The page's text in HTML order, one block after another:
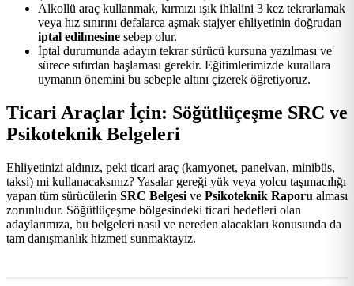
Alkollü araç kullanmak, kırmızı ışık ihlalini 3 kez tekrarlamak
veya hız sınırını defalarca aşmak stajyer ehliyetinin doğrudan
iptal edilmesine sebep olur.
İptal durumunda adayın tekrar sürücü kursuna yazılması ve
sürece sıfırdan başlaması gerekir. Eğitimlerimizde kurallara
uymanın önemini bu sebeple altını çizerek öğretiyoruz.
Ticari Araçlar İçin: Söğütlüçeşme SRC ve
Psikoteknik Belgeleri
Ehliyetinizi aldınız, peki ticari araç (kamyonet, panelvan, minibüs,
taksi) mi kullanacaksınız? Yasalar gereği yük veya yolcu taşımacılığı
yapan tüm sürücülerin SRC Belgesi ve Psikoteknik Raporu alması
zorunludur. Söğütlüçeşme bölgesindeki ticari hedefleri olan
adaylarımıza, bu belgeleri nasıl ve nereden alacakları konusunda da
tam danışmanlık hizmeti sunmaktayız.